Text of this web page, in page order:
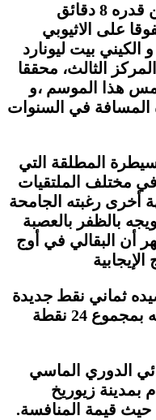
وقطع البقالي المسافة في زمن قدره 8 دقائق
متفوقا على الاثيوبي
هايلي مريام ( 8-12 -07) و الكيني بيت ليونارد
-08 ) صاحب المركز الثالث، محققا
هذا الموسم ،و
المسافة في السنوات
المطلقة التي
مختلف الملتقيات
أخرى رغبته الجامحة
بالظفر بالعصبة
أن البقالي في أوج
ثماني نقط جديدة
في صدارة الترتيب في مسابقته بمجموع 24 نقطة
الدوري الماسي
بمدينة زيوريخ
قيمة المنافسة.